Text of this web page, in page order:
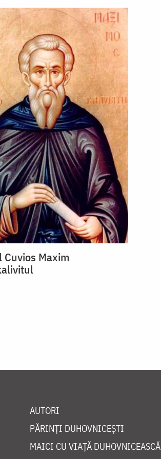
Cuvios Maxim
AUTORI
PĂRINȚI DUHOVNICEȘTI
MAICI CU VIAȚĂ DUHOVNICEASCĂ